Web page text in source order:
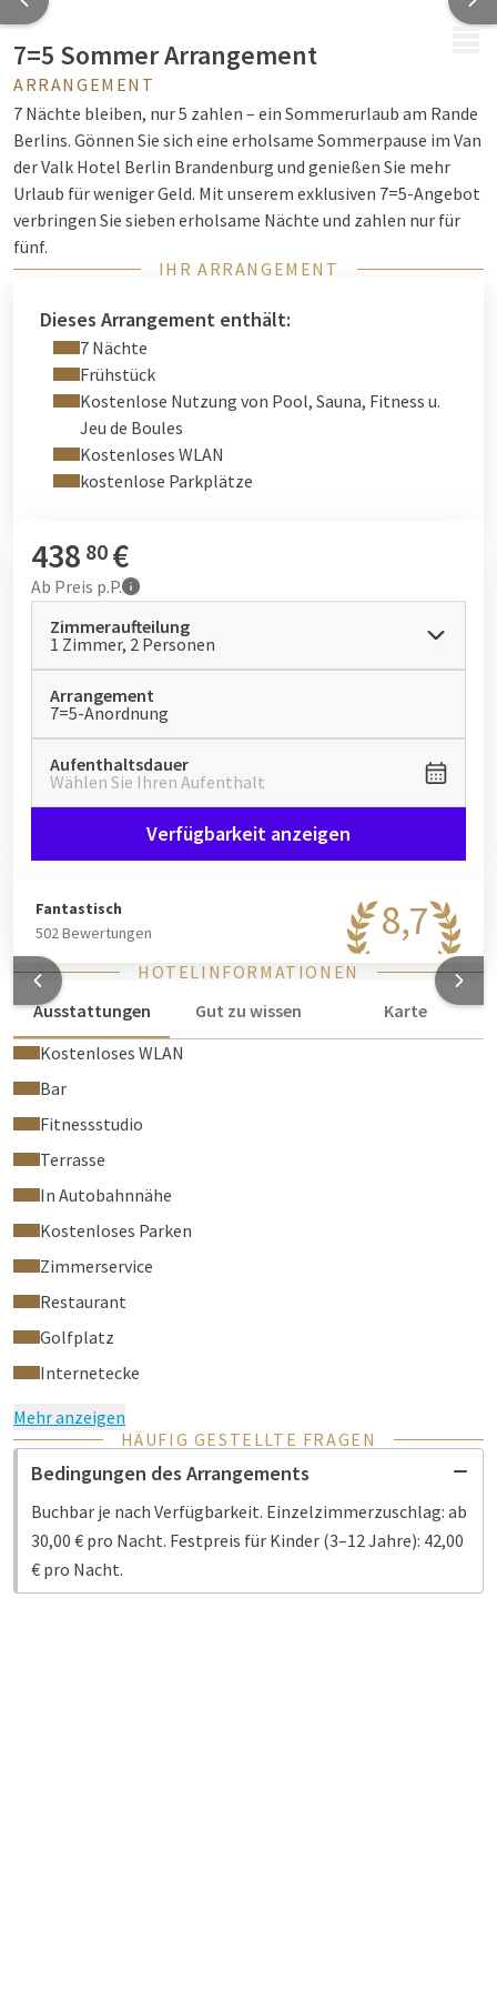
7=5 Sommer Arrangement
ARRANGEMENT
7 Nächte bleiben, nur 5 zahlen – ein Sommerurlaub am Rande
Berlins. Gönnen Sie sich eine erholsame Sommerpause im Van
der Valk Hotel Berlin Brandenburg und genießen Sie mehr
Urlaub für weniger Geld. Mit unserem exklusiven 7=5-Angebot
verbringen Sie sieben erholsame Nächte und zahlen nur für
fünf.
Frühstücksbuffet und entdecken Sie die perfekte Mischung aus
Entspannung, Natur und Hauptstadtflair. Ob Entspannung
am Pool, wohltuende Saunagänge oder sportliche Aktivitäten
im Fitnessbereich oder Spaß beim Jeu de Boules in unserem
Garten – während Ihres Aufenthalts können Sie unsere
Einrichtungen kostenfrei nutzen.
Dank der idealen Lage zwischen Berlin und Brandenburg ist
vielfältigen Ausflügen: die pulsierende Atmosphäre der
Hauptstadt, grüne Seenlandschaften, Rad- und Wandertouren
oder einfach entspannte Tage im Hotel.
IHR ARRANGEMENT
Dieses Arrangement enthält:
7 Nächte
Frühstück
Kostenlose Nutzung von Pool, Sauna, Fitness u.
Jeu de Boules
Kostenloses WLAN
kostenlose Parkplätze
438 80 €
Ab Preis p.P.
Zimmeraufteilung
1 Zimmer, 2 Personen
Arrangement
7=5-Anordnung
Aufenthaltsdauer
Wählen Sie Ihren Aufenthalt
Verfügbarkeit anzeigen
8,7
Fantastisch
502 Bewertungen
HOTELINFORMATIONEN
Ausstattungen
Gut zu wissen
Karte
Kostenloses WLAN
Bar
Fitnessstudio
Terrasse
In Autobahnnähe
Kostenloses Parken
Zimmerservice
Restaurant
Golfplatz
Internetecke
Mehr anzeigen
HÄUFIG GESTELLTE FRAGEN
Bedingungen des Arrangements
Buchbar je nach Verfügbarkeit. Einzelzimmerzuschlag: ab
30,00 € pro Nacht. Festpreis für Kinder (3–12 Jahre): 42,00
€ pro Nacht.